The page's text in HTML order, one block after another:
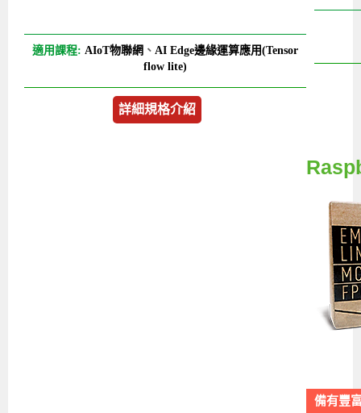
適用課程: AIoT物聯網 、 AI Edge邊緣運算應用(Tensor
flow lite)
詳細規格介紹
備有豐